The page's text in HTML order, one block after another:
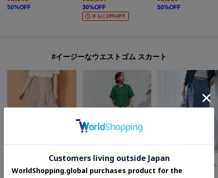
50%OFF
30%OFF
さらに10%OFF
50%OFF
#イージーなウエストゴム スカート
6,990
OPAQUE.CLIP
¥3,587
UNTITLED
【洗
¥ 14,630